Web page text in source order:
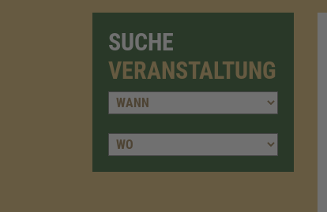
SUCHE
VERANSTALTUNG